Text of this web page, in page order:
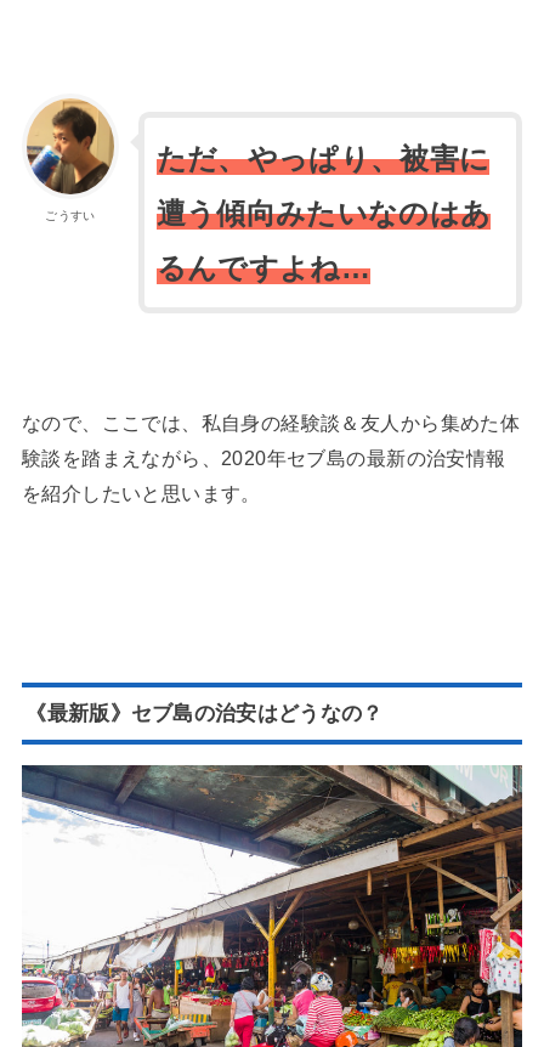
ごうすい
ただ、やっぱり、被害に
遭う傾向みたいなのはあ
るんですよね…
なので、ここでは、私自身の経験談＆友人から集めた体
験談を踏まえながら、2020年セブ島の最新の治安情報
を紹介したいと思います。
《最新版》セブ島の治安はどうなの？